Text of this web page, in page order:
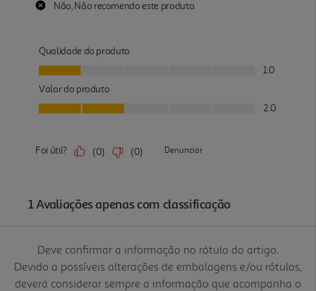
Deve confirmar a informação no rótulo do artigo.
Devido a possíveis alterações de embalagens e/ou rótulos,
deverá considerar sempre a informação que acompanha o